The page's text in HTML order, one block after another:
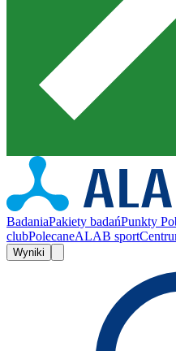
BadaniaPakiety badańPunkty
clubPolecaneALAB sport
Wyniki